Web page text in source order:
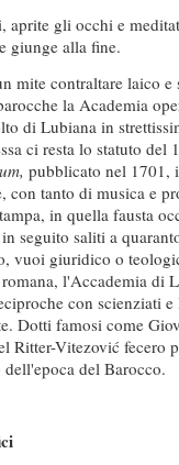
aprite gli occhi e
giunge alla fine.
mite contraltare laico e
la Academia
di Lubiana in
ci resta lo statuto del
pubblicato nel 1701,
con tanto di musica e
in quella fausta
seguito saliti a
vuoi giuridico o
l'Accademia di
con scienziati
Dotti famosi come
Ritter-Vitezović fecero
del Barocco.